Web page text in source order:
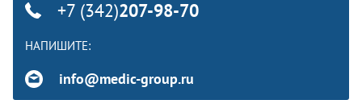
+7 (342)207-98-70
НАПИШИТЕ:
info@medic-group.ru